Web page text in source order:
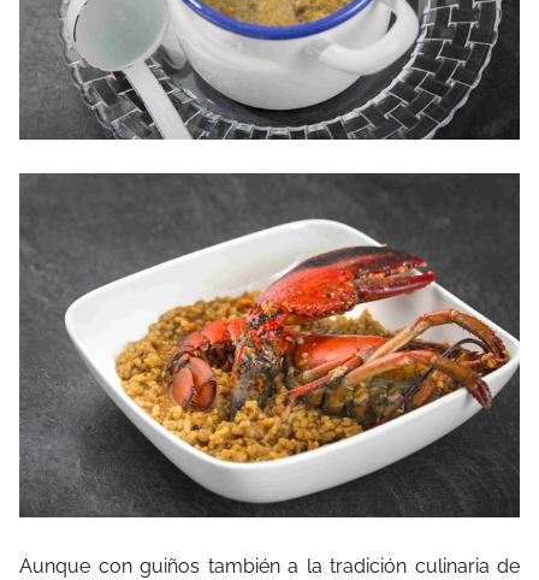
Aunque con guiños también a la tradición culinaria de